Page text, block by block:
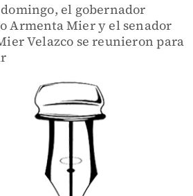
domingo, el gobernador
Armenta Mier y el senador
Velazco se reunieron para